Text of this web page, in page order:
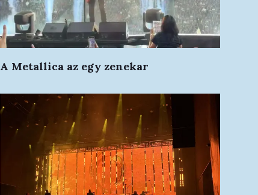
A Metallica az egy zenekar